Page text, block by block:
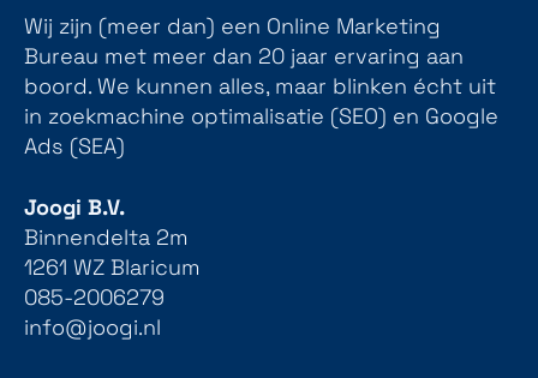
Wij zijn (meer dan) een Online Marketing
Bureau met meer dan 20 jaar ervaring aan
boord. We kunnen alles, maar blinken écht uit
in zoekmachine optimalisatie (SEO) en Google
Ads (SEA)
Joogi B.V.
Binnendelta 2m
1261 WZ Blaricum
085-2006279
info@joogi.nl